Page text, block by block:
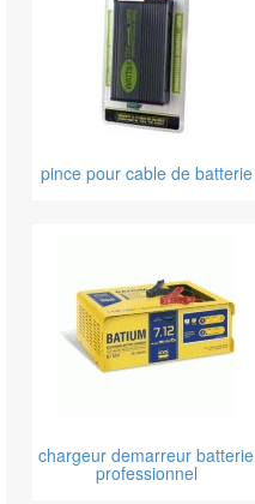
pince pour cable de batterie
chargeur demarreur batterie
professionnel